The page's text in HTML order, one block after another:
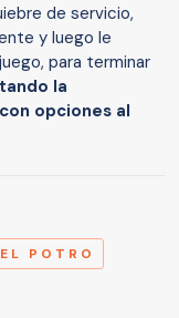
de servicio,
y luego le
para terminar
la
opciones al
POTRO